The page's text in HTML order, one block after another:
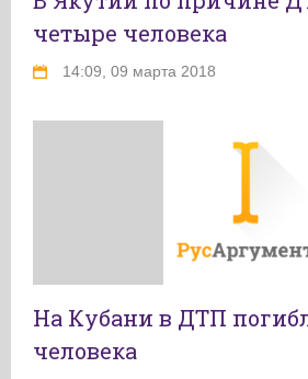
четыре человека
14:09, 09 марта 2018
На Кубани в ДТП
человека